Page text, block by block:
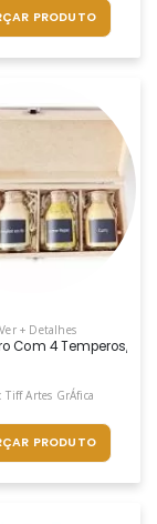
PRODUTO
Em Embalagem
Ver + Detalhes
Com 4 Temperos,
Tiff Artes GrÁfica
PRODUTO